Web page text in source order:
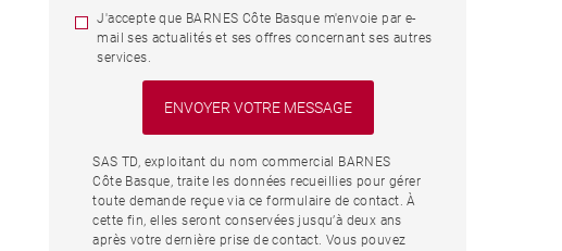
J'accepte que BARNES Côte Basque m'envoie par e-
mail ses actualités et ses offres concernant ses autres
services.
SAS TD, exploitant du nom commercial BARNES
Côte Basque, traite les données recueillies pour gérer
toute demande reçue via ce formulaire de contact. À
cette fin, elles seront conservées jusqu’à deux ans
après votre dernière prise de contact. Vous pouvez